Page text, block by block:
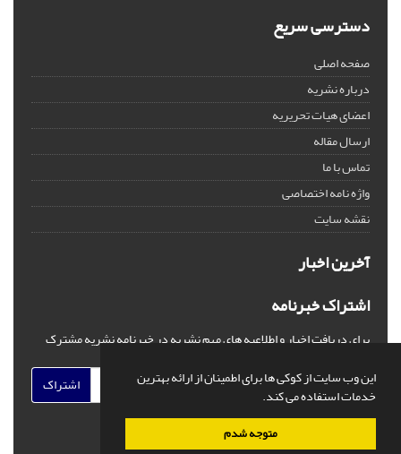
این وب سایت از کوکی ها برای اطمینان از ارائه بهترین
خدمات استفاده می کند.
متوجه شدم
دسترسی سریع
صفحه اصلی
درباره نشریه
اعضای هیات تحریریه
ارسال مقاله
تماس با ما
واژه نامه اختصاصی
نقشه سایت
آخرین اخبار
اشتراک خبرنامه
برای دریافت اخبار و اطلاعیه های مهم نشریه در خبرنامه نشریه مشترک
اشتراک